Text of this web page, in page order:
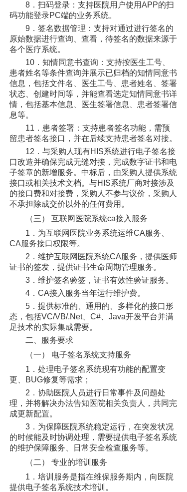
8．扫码登录：支持医院用户使用APP的扫
码功能登录PC端的业务系统。
9．签名数据管理：支持对通过进行签名的
原始数据进行查询、查看，待签名的数据来源于
各个医疗系统。
10．知情同意书查询：支持按医生工号、
患者姓名等条件查询并展示已归档的知情同意书
信息，包括文件名、医生工号、患者姓名、签署
状态、创建时间等，并能查看选定知情同意书详
情，包括基本信息、医生签署信息、患者签署信
息等。
11．患者签署：支持患者签名功能，需预
留患者签名接口，并在后续支持患者签名对接。
12．与采购人现有HIS系统进行电子签名接
口改造并确保完成无缝对接，完成数字证书和电
子签章的新增服务。中标后，由采购人提供系统
接口或相关技术文档。与HIS系统厂商对接涉及
的接口费和对接费，采购人不参与议价，采购人
不承担除成交价以外的任何费用。
（三） 互联网医院系统ca接入服务
1．为互联网医院业务系统运维CA服务、
CA服务接口权限等。
2．维护互联网医院系统CA服务，提供医师
证书的签发，提供证书生命周期管理服务。
3．维护签名验签，证书有效性验证服务。
4．CA接入服务当年运行维护费。
5．提供标准的、通用的、多样化的接口形
态，包括VC/VB/.Net、C#、Java开发平台并满
足技术的实际集成需要。
二、服务要求
（一） 电子签名系统支持服务
1．处理电子签名系统现有功能的配置变
更、BUG修复等需求；
2．协助医院人员进行日常事件及问题处
理，并将解决办法告知医院相关负责人，共同完
成更新配置。
3．为保障医院系统稳定运行，在突发状况
的时候能及时协调处理，需要提供电子签名系统
的维护保障服务、日常安全检查服务等。
（二） 专业的培训服务
1．培训服务是指在维保服务期内，向医院
提供电子签名系统技术培训。